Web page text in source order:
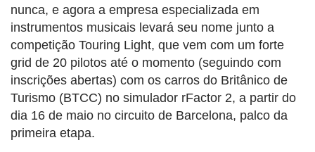
nunca, e agora a empresa especializada em
instrumentos musicais levará seu nome junto a
competição Touring Light, que vem com um forte
grid de 20 pilotos até o momento (seguindo com
inscrições abertas) com os carros do Britânico de
Turismo (BTCC) no simulador rFactor 2, a partir do
dia 16 de maio no circuito de Barcelona, palco da
primeira etapa.